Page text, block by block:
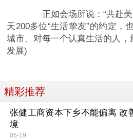
正如会场所说：“共赴
天200多位“生活挚友”的约定，
城市、对每一个认真生活的人，
发展)
精彩推荐
张健工商资本下乡不能偏离 改
境
05-19